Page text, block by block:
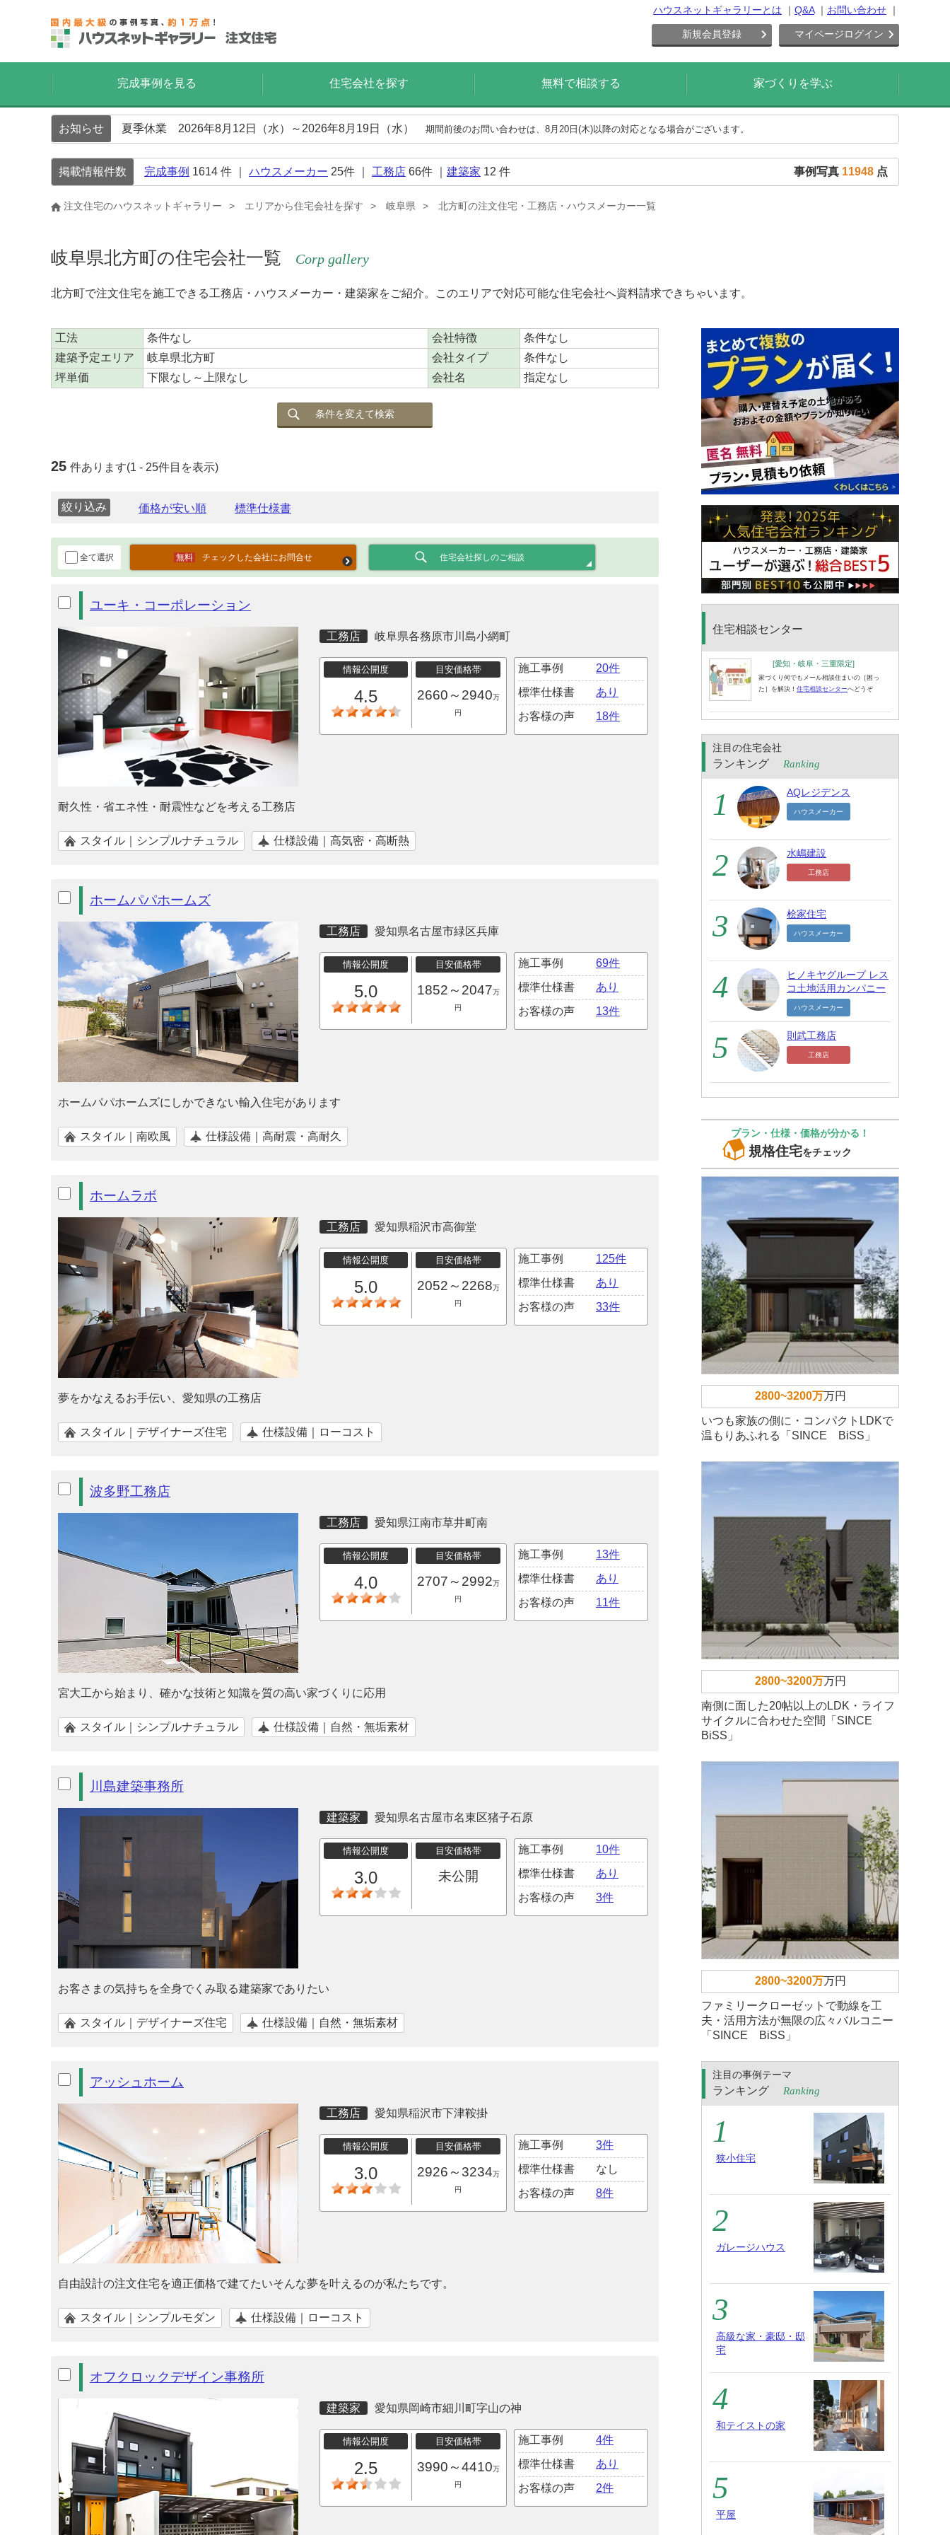
ハウスネットギャラリーとは Q&A お問い合わせ
新規会員登録 マイページログイン
完成事例を見る 住宅会社を探す 無料で相談する 家づくりを学ぶ
お知らせ 夏季休業 2026年8月12日（水）～2026年8月19日（水） 期間前後のお問い合わせは、8月20日(木)以降の対応となる場合がございます。
掲載情報件数 完成事例 1614 件 ｜ ハウスメーカー 25件 ｜ 工務店 66件 ｜ 建築家 12 件 事例写真 11948 点
注文住宅のハウスネットギャラリー エリアから住宅会社を探す 岐阜県 北方町の注文住宅・工務店・ハウスメーカー一覧
岐阜県北方町の住宅会社一覧 Corp gallery
北方町で注文住宅を施工できる工務店・ハウスメーカー・建築家をご紹介。このエリアで対応可能な住宅会社へ資料請求できちゃいます。
工法 条件なし 会社特徴
条件なし
建築予定エリア
岐阜県北方町 会社タイプ
条件なし
坪単価
下限なし～上限なし 会社名 指定なし
条件を変えて検索
25 件あります(1 - 25件目を表示)
絞り込み
全て選択 チェックした会社にお問合せ 住宅会社探しのご相談
ユーキ・コーポレーション
工務店 岐阜県各務原市川島小網町
情報公開度
4.5
目安価格帯
2660～2940万
円
施工事例
20件
標準仕様書
あり
お客様の声
18件
耐久性・省エネ性・耐震性などを考える工務店
スタイル｜シンプルナチュラル 仕様設備｜高気密・高断熱
ホームパパホームズ
工務店 愛知県名古屋市緑区兵庫
情報公開度
5.0
目安価格帯
1852～2047万
円
施工事例
69件
標準仕様書
あり
お客様の声
13件
ホームパパホームズにしかできない輸入住宅があります
スタイル｜南欧風 仕様設備｜高耐震・高耐久
ホームラボ
工務店 愛知県稲沢市高御堂
情報公開度
5.0
目安価格帯
2052～2268万
円
施工事例
125件
標準仕様書
あり
お客様の声
33件
夢をかなえるお手伝い、愛知県の工務店
スタイル｜デザイナーズ住宅 仕様設備｜ローコスト
波多野工務店
工務店 愛知県江南市草井町南
情報公開度
4.0
目安価格帯
2707～2992万
円
施工事例
13件
標準仕様書
あり
お客様の声
11件
宮大工から始まり、確かな技術と知識を質の高い家づくりに応用
スタイル｜シンプルナチュラル 仕様設備｜自然・無垢素材
川島建築事務所
建築家 愛知県名古屋市名東区猪子石原
情報公開度
3.0
目安価格帯
未公開
施工事例
10件
標準仕様書
あり
お客様の声
3件
お客さまの気持ちを全身でくみ取る建築家でありたい
スタイル｜デザイナーズ住宅 仕様設備｜自然・無垢素材
アッシュホーム
工務店 愛知県稲沢市下津鞍掛
情報公開度
3.0
目安価格帯
2926～3234万
円
施工事例
3件
標準仕様書
なし
お客様の声
8件
自由設計の注文住宅を適正価格で建てたいそんな夢を叶えるのが私たちです。
スタイル｜シンプルモダン 仕様設備｜ローコスト
オフクロックデザイン事務所
建築家 愛知県岡崎市細川町字山の神
情報公開度
2.5
目安価格帯
3990～4410万
円
施工事例
4件
標準仕様書
あり
お客様の声
2件
住宅相談センター
[愛知・岐阜・三重限定]
家づくり何でもメール相談住まいの［困っ
た］を解決！ 住宅相談センターへどうぞ
注目の住宅会社
ランキング Ranking
AQレジデンス
ハウスメーカー
水嶋建設
工務店
桧家住宅
ハウスメーカー
ヒノキヤグループ レス
コ土地活用カンパニー
ハウスメーカー
則武工務店
工務店
プラン・仕様・価格が分かる！
規格住宅をチェック
2800~3200万万円
いつも家族の側に・コンパクトLDKで
温もりあふれる「SINCE BiSS」
2800~3200万万円
南側に面した20帖以上のLDK・ライフ
サイクルに合わせた空間「SINCE
BiSS」
2800~3200万万円
ファミリークローゼットで動線を工
夫・活用方法が無限の広々バルコニー
「SINCE BiSS」
注目の事例テーマ
ランキング Ranking
狭小住宅
ガレージハウス
高級な家・豪邸・邸
宅
和テイストの家
平屋